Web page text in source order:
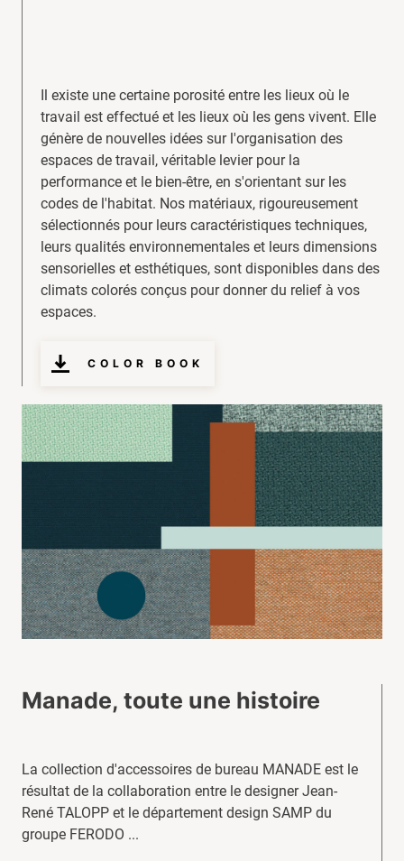
Il existe une certaine porosité entre les lieux où le
travail est effectué et les lieux où les gens vivent. Elle
génère de nouvelles idées sur l'organisation des
espaces de travail, véritable levier pour la
performance et le bien-être, en s'orientant sur les
codes de l'habitat. Nos matériaux, rigoureusement
sélectionnés pour leurs caractéristiques techniques,
leurs qualités environnementales et leurs dimensions
sensorielles et esthétiques, sont disponibles dans des
climats colorés conçus pour donner du relief à vos
espaces.
COLOR BOOK
Manade, toute une histoire
La collection d'accessoires de bureau MANADE est le
résultat de la collaboration entre le designer Jean-
René TALOPP et le département design SAMP du
groupe FERODO ...